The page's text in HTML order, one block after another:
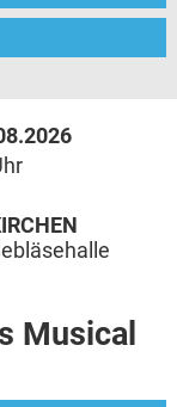
Musical